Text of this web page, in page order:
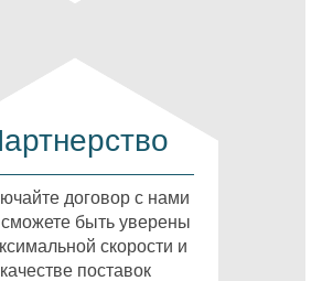
договор с нами
быть уверены
скорости и
качестве поставок